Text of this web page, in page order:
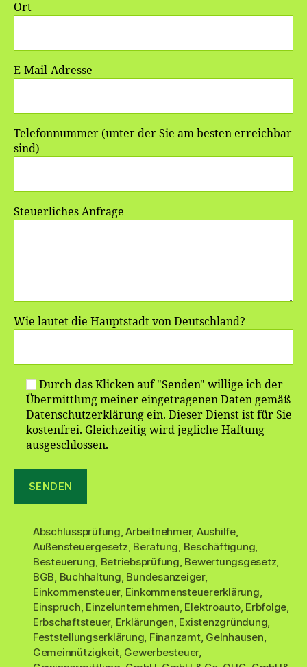
Ort
E-Mail-Adresse
Telefonnummer (unter der Sie am besten erreichbar
sind)
Steuerliches Anfrage
Wie lautet die Hauptstadt von Deutschland?
Durch das Klicken auf "Senden" willige ich der
Übermittlung meiner eingetragenen Daten gemäß
Datenschutzerklärung ein. Dieser Dienst ist für Sie
kostenfrei. Gleichzeitig wird jegliche Haftung
ausgeschlossen.
Abschlussprüfung,Arbeitnehmer, Aushilfe,
Außensteuergesetz, Beratung, Beschäftigung,
Besteuerung, Betriebsprüfung, Bewertungsgesetz,
BGB, Buchhaltung, Bundesanzeiger,
Einkommensteuer, Einkommensteuererklärung,
Einspruch, Einzelunternehmen, Elektroauto, Erbfolge,
Erbschaftsteuer, Erklärungen, Existenzgründung,
Feststellungserklärung, Finanzamt, Gelnhausen,
Gemeinnützigkeit, Gewerbesteuer,